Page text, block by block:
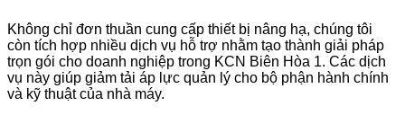
Không chỉ đơn thuần cung cấp thiết bị nâng hạ, chúng tôi
còn tích hợp nhiều dịch vụ hỗ trợ nhằm tạo thành giải pháp
trọn gói cho doanh nghiệp trong KCN Biên Hòa 1. Các dịch
vụ này giúp giảm tải áp lực quản lý cho bộ phận hành chính
và kỹ thuật của nhà máy.